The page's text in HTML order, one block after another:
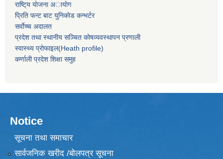
राष्टि्य याेजना अायाेग
प्रिति फन्ट बाट युनिकाेड कन्भर्टर
सर्वाेच्च अदालत
प्रदेश तथा स्थानीय सञ्चित काेषव्यवस्थापन प्रणाली
स्वास्थ्य प्राेफाइल(Heath profile)
कर्णाली प्रदेश शिक्षा समुह
Notice
सूचना तथा समाचार
सार्वजनिक खरीद /बोलपत्र सूचना